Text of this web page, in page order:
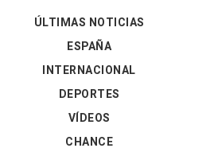
ÚLTIMAS NOTICIAS
ESPAÑA
INTERNACIONAL
DEPORTES
VÍDEOS
CHANCE